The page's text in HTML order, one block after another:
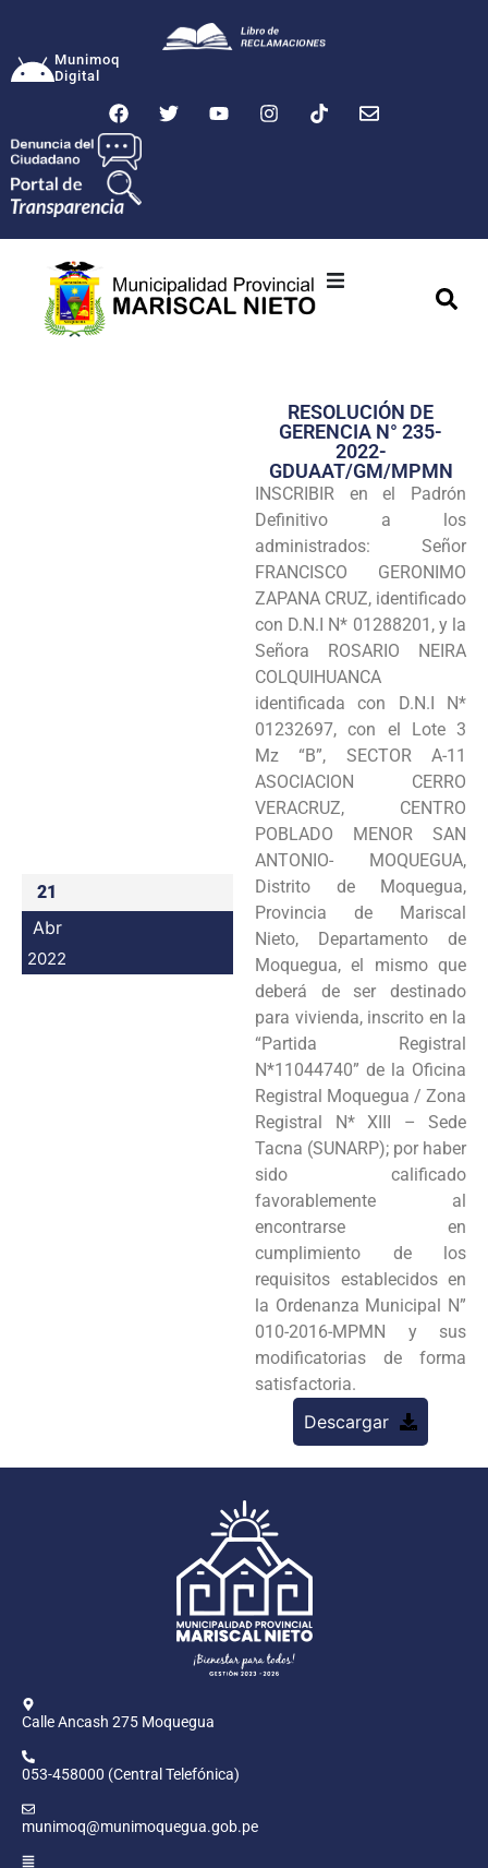
Munimoq
Digital
Transparencia
Seguridad
Programas
Intranet
21
Abr
2022
RESOLUCIÓN DE
GERENCIA N° 235-
2022-
GDUAAT/GM/MPMN
INSCRIBIR en el Padrón
Definitivo a los
administrados: Señor
FRANCISCO GERONIMO
ZAPANA CRUZ, identificado
con D.N.I N* 01288201, y la
Señora ROSARIO NEIRA
COLQUIHUANCA
identificada con D.N.I N*
01232697, con el Lote 3
Mz “B”, SECTOR A-11
ASOCIACION CERRO
VERACRUZ, CENTRO
POBLADO MENOR SAN
ANTONIO- MOQUEGUA,
Distrito de Moquegua,
Provincia de Mariscal
Nieto, Departamento de
Moquegua, el mismo que
deberá de ser destinado
para vivienda, inscrito en la
“Partida Registral
N*11044740” de la Oficina
Registral Moquegua / Zona
Registral N* XIII – Sede
Tacna (SUNARP); por haber
sido calificado
favorablemente al
encontrarse en
cumplimiento de los
requisitos establecidos en
la Ordenanza Municipal N”
010-2016-MPMN y sus
modificatorias de forma
satisfactoria.
Descargar
Calle Ancash 275 Moquegua
053-458000 (Central Telefónica)
munimoq@munimoquegua.gob.pe